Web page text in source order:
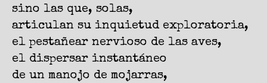
sino las que, solas,
articulan su inquietud exploratoria,
el pestañear nervioso de las aves,
el dispersar instantáneo
de un manojo de mojarras,